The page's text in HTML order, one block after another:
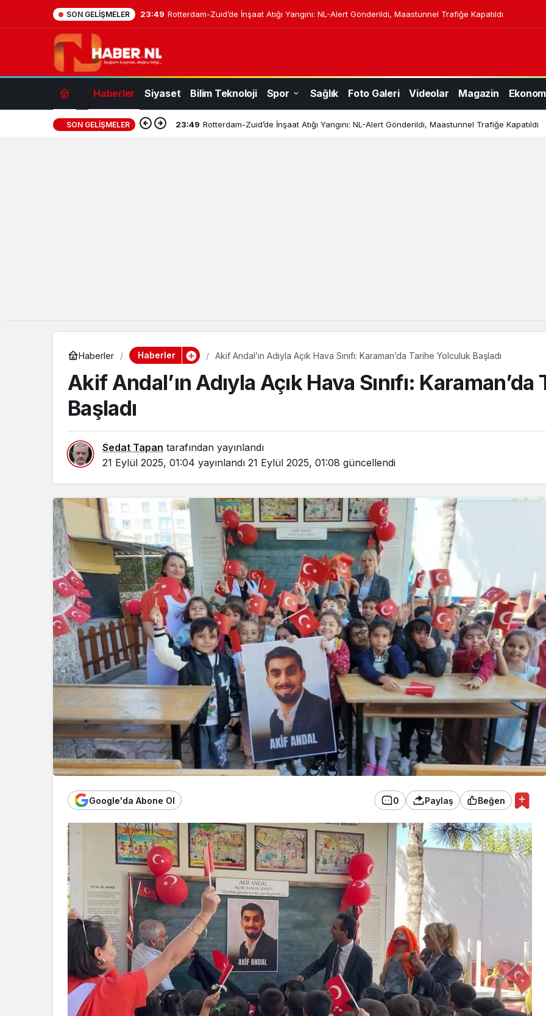
SON GELIŞMELER 23:49 Rotterdam-Zuid’de İnşaat Atığı Yangını: NL-Alert Gönderildi, Maastunnel Trafiğe Kapatıldı
Haberler Siyaset Bilim Teknoloji Spor Sağlık Foto Galeri Videolar Magazin
SON GELIŞMELER 23:49 Rotterdam-Zuid’de İnşaat Atığı Yangını: NL-Alert Gönderildi, Maastunnel Trafiğe Kapatıldı
Haberler Haberler Akif Andal’ın Adıyla Açık Hava Sınıfı: Karaman’da Tarihe Yolculuk Başladı
Akif Andal’ın Adıyla Açık Hava Sınıfı:
Başladı
Sedat Tapan tarafından yayınlandı
21 Eylül 2025, 01:04 yayınlandı 21 Eylül 2025, 01:08 güncellendi
Google'da Abone Ol 0 Paylaş Beğen